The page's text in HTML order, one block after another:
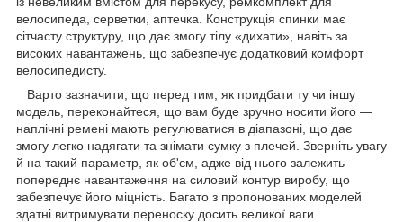
велосипеда, серветки, аптечка. Конструкція спинки має
сітчасту структуру, що дає змогу тілу «дихати», навіть за
високих навантажень, що забезпечує додатковий комфорт
велосипедисту.
Варто зазначити, що перед тим, як придбати ту чи іншу
модель, переконайтеся, що вам буде зручно носити його —
наплічні ремені мають регулюватися в діапазоні, що дає
змогу легко надягати та знімати сумку з плечей. Зверніть увагу
й на такий параметр, як об'єм, адже від нього залежить
попереднє навантаження на силовий контур виробу, що
забезпечує його міцність. Багато з пропонованих моделей
здатні витримувати переноску досить великої ваги.